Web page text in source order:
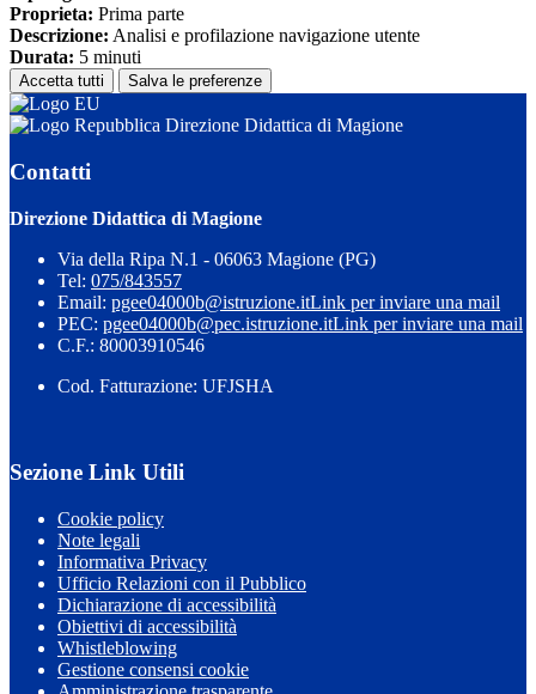
Proprieta: Prima parte
Descrizione: Analisi e profilazione navigazione utente
Durata: 5 minuti
Accetta tutti Salva le preferenze
Direzione Didattica di Magione
Contatti
Direzione Didattica di Magione
Via della Ripa N.1 - 06063 Magione (PG)
Tel: 075/843557
Email: pgee04000b@istruzione.itLink per inviare una mail
PEC: pgee04000b@pec.istruzione.itLink per inviare una mail
C.F.: 80003910546
Cod. Fatturazione: UFJSHA
Sezione Link Utili
Cookie policy
Note legali
Informativa Privacy
Ufficio Relazioni con il Pubblico
Dichiarazione di accessibilità
Obiettivi di accessibilità
Whistleblowing
Gestione consensi cookie